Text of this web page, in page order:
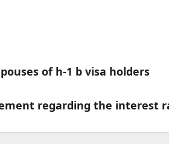
of h-1 b visa holders
regarding the interest